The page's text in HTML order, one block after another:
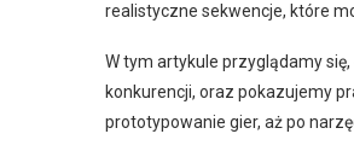
realistyczne sekwencje, które
W tym artykule przyglądamy
konkurencji, oraz pokazujemy
prototypowanie gier, aż po